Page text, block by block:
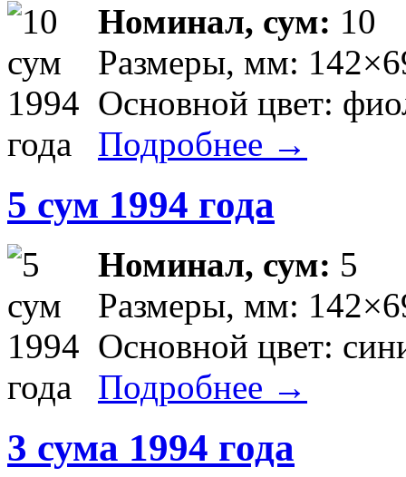
Номинал, сум: 10
Размеры, мм:
Основной цвет:
Подробнее →
5 сум 1994 года
Номинал, сум: 5
Размеры, мм:
Основной цвет:
Подробнее →
3 сума 1994 года